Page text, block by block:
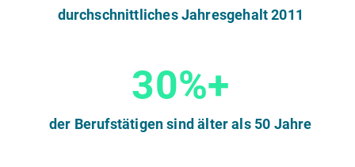
durchschnittliches Jahresgehalt 2011
30%+
der Berufstätigen sind älter als 50 Jahre